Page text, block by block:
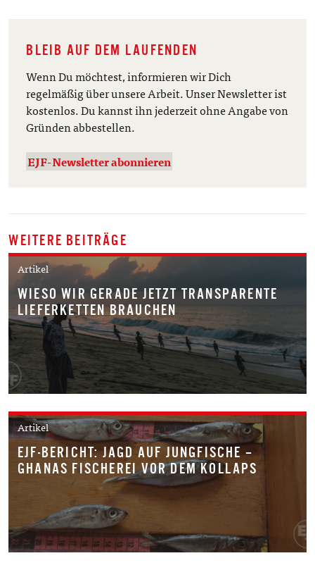
BLEIB AUF DEM LAUFENDEN
Wenn Du möchtest, informieren wir Dich
regelmäßig über unsere Arbeit. Unser Newsletter ist
kostenlos. Du kannst ihn jederzeit ohne Angabe von
Gründen abbestellen.
EJF-Newsletter abonnieren
WEITERE BEITRÄGE
Artikel
WIESO WIR GERADE JETZT TRANSPARENTE
LIEFERKETTEN BRAUCHEN
Artikel
EJF-BERICHT: JAGD AUF JUNGFISCHE –
GHANAS FISCHEREI VOR DEM KOLLAPS